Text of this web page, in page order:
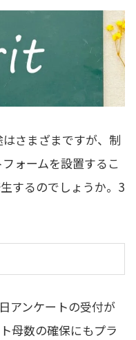
さまざまですが、制
ォームを設置するこ
するのでしょうか。3
アンケートの受付が
母数の確保にもプラ